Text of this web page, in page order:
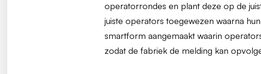
operatorrondes en plant deze op de
juiste operators toegewezen waarna
smartform aangemaakt waarin
zodat de fabriek de melding kan